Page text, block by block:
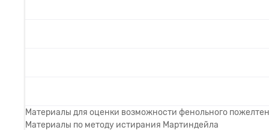
Материалы для оценки возможности фенольного
Материалы по методу истирания Мартиндейла